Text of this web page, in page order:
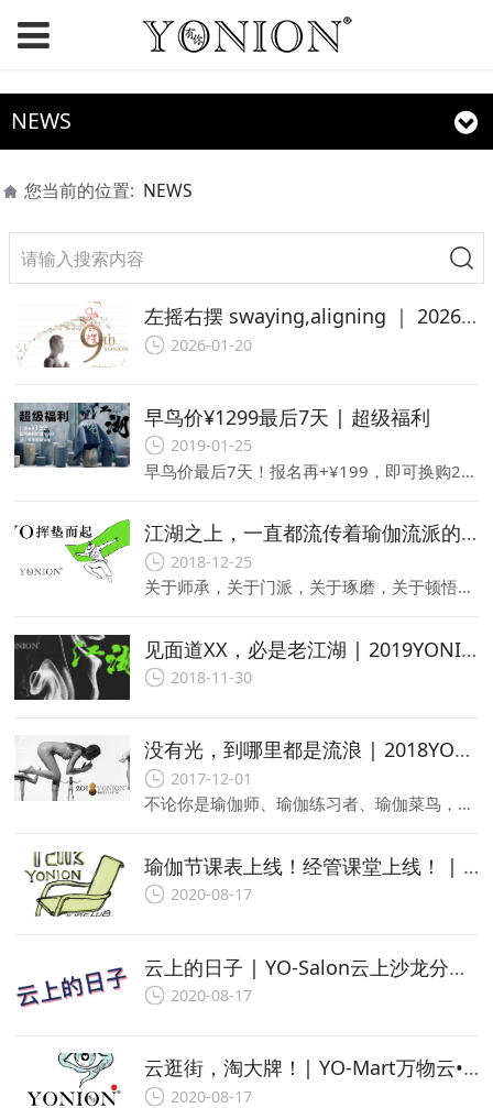
NEWS
您当前的位置: NEWS
左摇右摆 swaying,aligning ｜ 2026第九届YONION®有你瑜伽艺术生活节
2026-01-20
早鸟价¥1299最后7天 | 超级福利
2019-01-25
早鸟价最后7天！报名再+¥199，即可换购2019YONION×设计师JUN限量款瑜伽垫！（垫子大会现场领取）
江湖之上，一直都流传着瑜伽流派的故事 | 2019YONION江湖有你
2018-12-25
关于师承，关于门派，关于琢磨，关于顿悟。无论置身繁华闹市，还是深居乡野陋巷，世上的滋味就这样流转于一张又一张的瑜伽垫，交织在冷暖人间。
见面道XX，必是老江湖 | 2019YONION限限量开票！
2018-11-30
没有光，到哪里都是流浪 | 2018YONION®厦门瑜伽艺术生活节
2017-12-01
不论你是瑜伽师、瑜伽练习者、瑜伽菜鸟，只要你环绕着瑜伽热爱者的光圈，YONION便是你渴求的隙缝，因为这是光照进来的地方。
瑜伽节课表上线！经管课堂上线！ | YONION® On line有你线上瑜伽节
2020-08-17
云上的日子 | YO-Salon云上沙龙分享会
2020-08-17
云逛街，淘大牌！| YO-Mart万物云•瑜伽好物直播
2020-08-17